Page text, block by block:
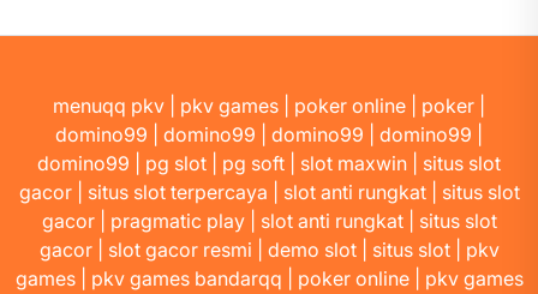
menuqq pkv pkv games poker online poker
domino99
domino99 domino99 domino99
domino99
pg slot pg soft slot maxwin
situs slot
gacor| situs slot terpercaya slot anti rungkat| situs slot
gacor| pragmatic play| slot anti rungkat| situs slot
gacor| slot gacor resmi demo slot| situs slot| pkv
games| pkv games bandarqq poker online| pkv games